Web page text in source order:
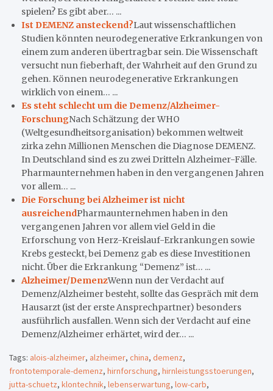
spielen? Es gibt aber… ...
Ist DEMENZ ansteckend?Laut wissenschaftlichen
Studien könnten neurodegenerative Erkrankungen von
einem zum anderen übertragbar sein. Die Wissenschaft
versucht nun fieberhaft, der Wahrheit auf den Grund zu
gehen. Können neurodegenerative Erkrankungen
wirklich von einem… ...
Es steht schlecht um die Demenz/Alzheimer-
ForschungNach Schätzung der WHO
(Weltgesundheitsorganisation) bekommen weltweit
zirka zehn Millionen Menschen die Diagnose DEMENZ.
In Deutschland sind es zu zwei Dritteln Alzheimer-Fälle.
Pharmaunternehmen haben in den vergangenen Jahren
vor allem… ...
Die Forschung bei Alzheimer ist nicht
ausreichendPharmaunternehmen haben in den
vergangenen Jahren vor allem viel Geld in die
Erforschung von Herz-Kreislauf-Erkrankungen sowie
Krebs gesteckt, bei Demenz gab es diese Investitionen
nicht. Über die Erkrankung “Demenz” ist… ...
Alzheimer/DemenzWenn nun der Verdacht auf
Demenz/Alzheimer besteht, sollte das Gespräch mit dem
Hausarzt (ist der erste Ansprechpartner) besonders
ausführlich ausfallen. Wenn sich der Verdacht auf eine
Demenz/Alzheimer erhärtet, wird der… ...
Tags: alois-alzheimer, alzheimer, china, demenz,
frontotemporale-demenz, hirnforschung, hirnleistungsstoerungen,
jutta-schuetz, klontechnik, lebenserwartung, low-carb,